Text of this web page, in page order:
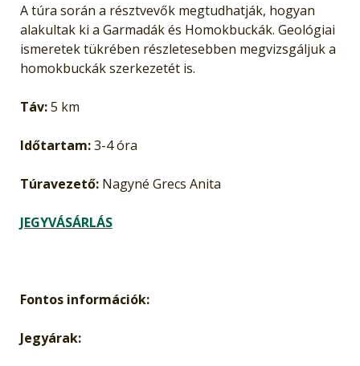
A túra során a résztvevők megtudhatják, hogyan
alakultak ki a Garmadák és Homokbuckák. Geológiai
ismeretek tükrében részletesebben megvizsgáljuk a
homokbuckák szerkezetét is.
Táv:5 km
Időtartam:3-4 óra
Túravezető:Nagyné Grecs Anita
JEGYVÁSÁRLÁS
Fontos információk:
Jegyárak: